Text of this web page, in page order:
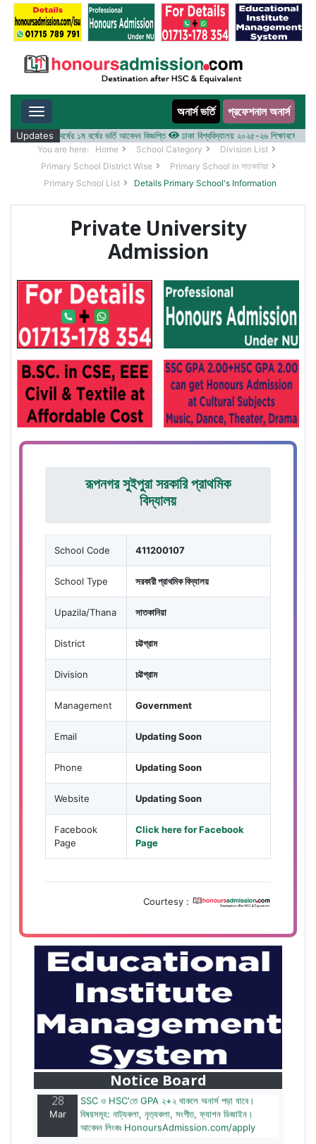
Toggle navigation অনার্স ভর্তি প্রফেশনাল অনার্স
Updates
২০২৫-২৬ শিক্ষাবর্ষের ১ম বর্ষের ভর্তি আবেদন বিজ্ঞপ্তি ঢাকা বিশ্ববিদ্যালয় ২০২৫-২৬ শিক্ষাবর্ষে
You are here: Home School Category
Division List
Primary School District Wise
Primary School in সাতকানিয়া
Primary School List
Details Primary School's Information
Private University
Admission
রূপনগর সুইপুরা সরকারি প্রাথমিক
বিদ্যালয়
School Code 411200107
School Type সরকারী প্রাথমিক বিদ্যালয়
Upazila/Thana সাতকানিয়া
District চট্টগ্রাম
Division চট্টগ্রাম
Management Government
Email Updating Soon
Phone Updating Soon
Website Updating Soon
Facebook
Page
Click here for Facebook
Page
Courtesy :
Notice Board
বাজেটের মধ্যে প্রাইভেট ইউনিভার্সিটিতে অনার্স পড়ার সুযোগ।
২০টির অধিক বিষয়, ৪ বছরে মোট খরচ ২ লক্ষ থেকে ৫ লক্ষ টাকা।
আবেদন লিংকঃ HonoursAdmission.com/apply
28
Mar
SSC ও HSC'তে GPA ২+২ থাকলে অনার্স পড়া যাবে।
বিষয়সমূহ: নাট্যকলা, নৃত্যকলা, সংগীত, ফ্যাশন ডিজাইন।
আবেদন লিংকঃ HonoursAdmission.com/apply